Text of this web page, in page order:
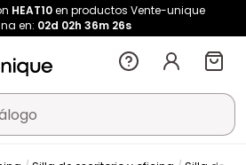
HEAT10en productos Vente-unique
en: 02d 02h 36m 26s